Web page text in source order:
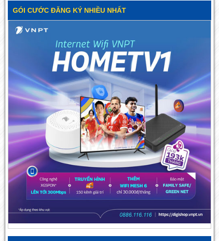
GÓI CƯỚC ĐĂNG KÝ NHIỀU NHẤT